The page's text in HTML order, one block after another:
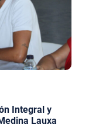
Integral y
Lauxa